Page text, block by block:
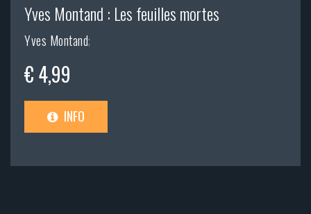
Yves Montand : Les feuilles mortes
Yves Montand;
€ 4,99
INFO